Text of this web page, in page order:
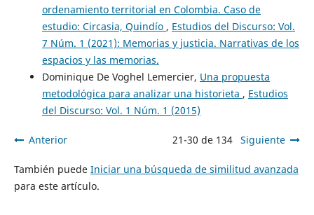
ordenamiento territorial en Colombia. Caso de
estudio: Circasia, Quindío , Estudios del Discurso: Vol.
7 Núm. 1 (2021): Memorias y justicia. Narrativas de los
espacios y las memorias.
Dominique De Voghel Lemercier, Una propuesta
metodológica para analizar una historieta , Estudios
del Discurso: Vol. 1 Núm. 1 (2015)
Anterior 21-30 de 134 Siguiente
También puede Iniciar una búsqueda de similitud avanzada
para este artículo.